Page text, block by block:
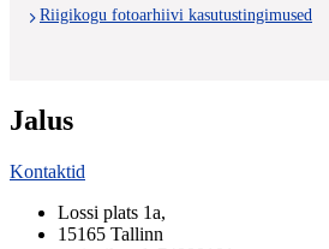
Riigikogu fotoarhiivi kasutustingimused
Jalus
Kontaktid
Lossi plats 1a,
15165 Tallinn